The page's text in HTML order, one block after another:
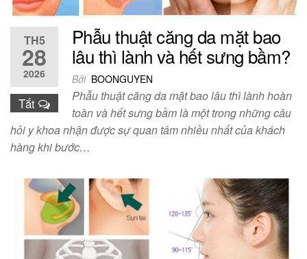
TH5
28
2026
Tắt
Phẫu thuật căng da mặt bao
lâu thì lành và hết sưng bầm?
Bởi BOONGUYEN
Phẫu thuật căng da mặt bao lâu thì lành hoàn
toàn và hết sưng bầm là một trong những câu
hỏi y khoa nhận được sự quan tâm nhiều nhất của khách
hàng khi bước…